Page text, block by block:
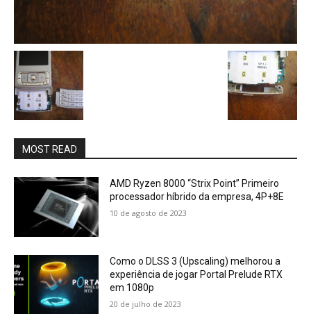
MOST READ
AMD Ryzen 8000 “Strix Point” Primeiro
processador híbrido da empresa, 4P+8E
10 de agosto de 2023
Como o DLSS 3 (Upscaling) melhorou a
experiência de jogar Portal Prelude RTX
em 1080p
20 de julho de 2023